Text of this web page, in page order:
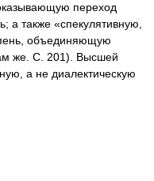
переход
а также «спекулятивную,
объединяющую
же. С. 201). Высшей
а не диалектическую